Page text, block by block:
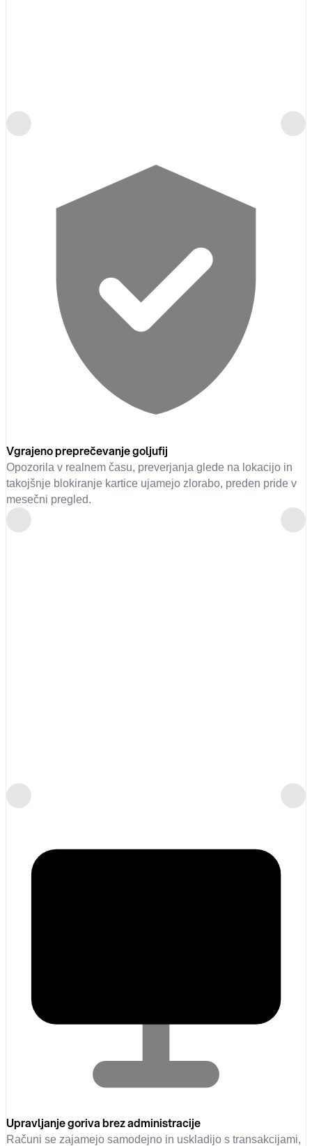
Vgrajeno preprečevanje goljufij
Opozorila v realnem času, preverjanja glede na lokacijo in
takojšnje blokiranje kartice ujamejo zlorabo, preden pride v
mesečni pregled.
Upravljanje goriva brez administracije
Računi se zajamejo samodejno in uskladijo s transakcijami,